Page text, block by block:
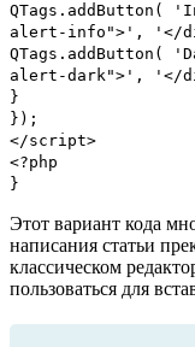
alert-info">', '</
alert-dark">', '</
}
});
</script>
<?php
}
Этот вариант кода
написания статьи
классическом
пользоваться для